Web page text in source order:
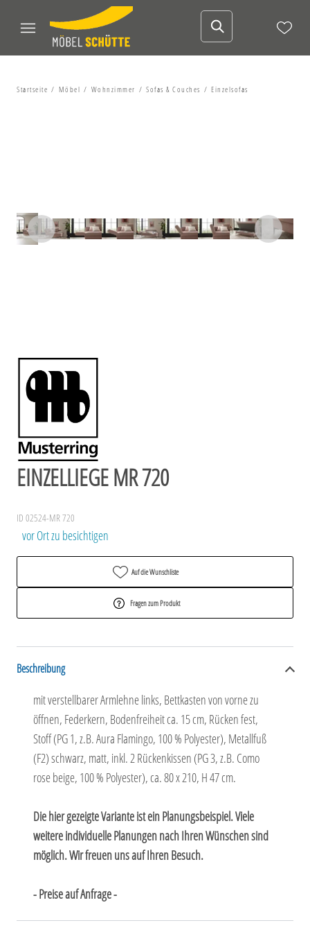
Startseite Möbel Wohnzimmer Sofas & Couches Einzelsofas
EINZELLIEGE MR 720
ID 02524-MR 720
vor Ort zu besichtigen
Auf die Wunschliste
Fragen zum Produkt
Beschreibung
mit verstellbarer Armlehne links, Bettkasten von vorne zu
öffnen, Federkern, Bodenfreiheit ca. 15 cm, Rücken fest,
Stoff (PG 1, z.B. Aura Flamingo, 100 % Polyester), Metallfuß
(F2) schwarz, matt, inkl. 2 Rückenkissen (PG 3, z.B. Como
rose beige, 100 % Polyester), ca. 80 x 210, H 47 cm.
Die hier gezeigte Variante ist ein Planungsbeispiel. Viele
weitere individuelle Planungen nach Ihren Wünschen sind
möglich. Wir freuen uns auf Ihren Besuch.
- Preise auf Anfrage -